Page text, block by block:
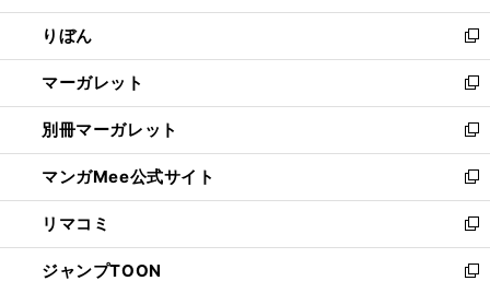
開
く
ウ
で
開
く
ン
ド
ウ
で
開
く
ウ
ィ
ン
ド
ウ
で
開
く
りぼん
新
し
い
ウ
ィ
ン
ド
ウ
で
開
く
マーガレット
新
し
い
ウ
ィ
ン
ド
ウ
で
別冊マーガレット
新
し
い
ウ
ィ
ン
ド
マンガMee公式サイト
新
し
い
ウ
ィ
リマコミ
新
し
い
ジャンプTOON 新